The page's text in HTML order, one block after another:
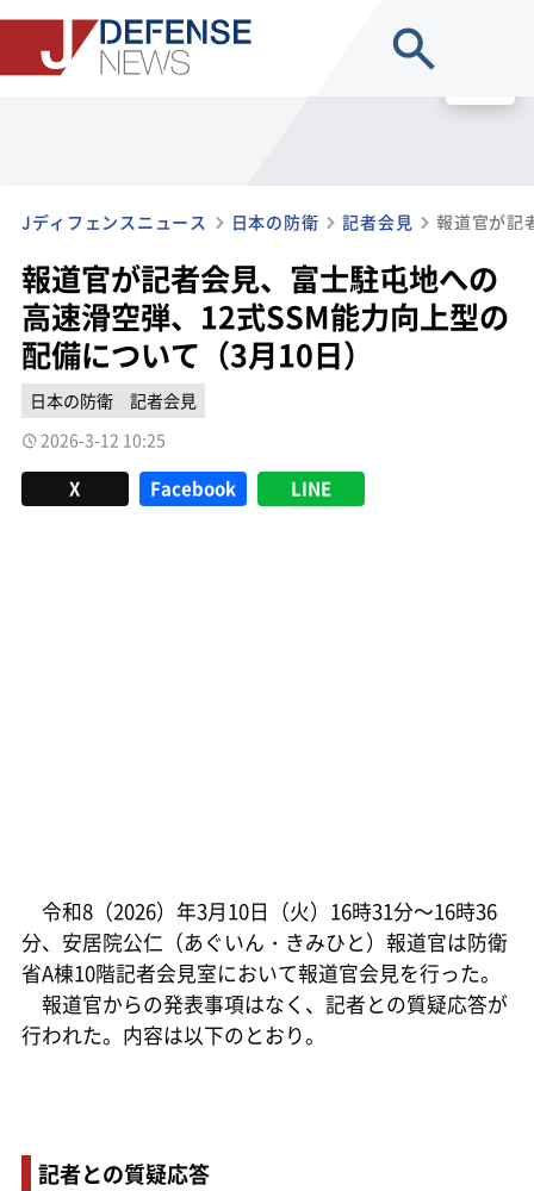
Jディフェンスニュース 日本の防衛 記者会見
報道官が記者会見、富士駐屯地への
高速滑空弾、12式SSM能力向上型の
配備について（3月10日）
日本の防衛
記者会見
2026-3-12 10:25
X Facebook LINE
令和8（2026）年3月10日（火）16時31分～16時36
分、安居院公仁（あぐいん・きみひと）報道官は防衛
省A棟10階記者会見室において報道官会見を行った。
報道官からの発表事項はなく、記者との質疑応答が
行われた。内容は以下のとおり。
記者との質疑応答